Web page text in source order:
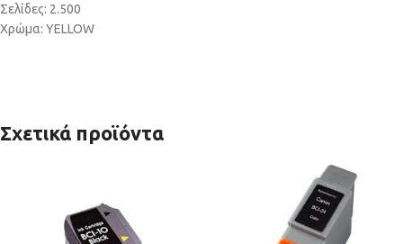
Σελίδες: 2.500
Χρώμα: YELLOW
Σχετικά προϊόντα